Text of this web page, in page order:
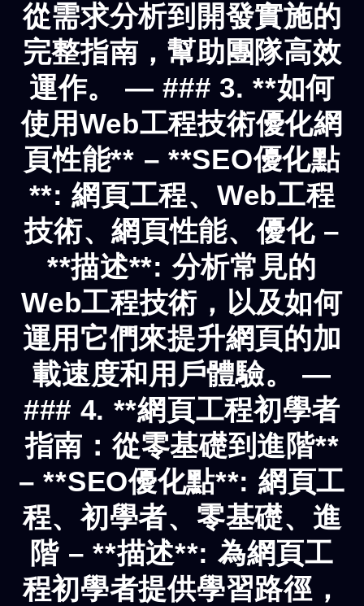
從需求分析到開發實施的
完整指南，幫助團隊高效
運作。 — ### 3. **如何
使用Web工程技術優化網
頁性能** – **SEO優化點
**: 網頁工程、Web工程
技術、網頁性能、優化 –
**描述**: 分析常見的
Web工程技術，以及如何
運用它們來提升網頁的加
載速度和用戶體驗。 —
### 4. **網頁工程初學者
指南：從零基礎到進階**
– **SEO優化點**: 網頁工
程、初學者、零基礎、進
階 – **描述**: 為網頁工
程初學者提供學習路徑，